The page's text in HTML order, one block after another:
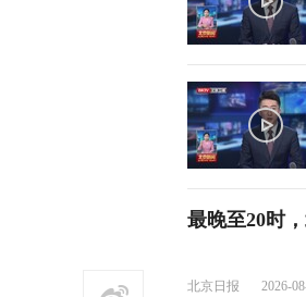
最晚至20时
北京日报 2026-